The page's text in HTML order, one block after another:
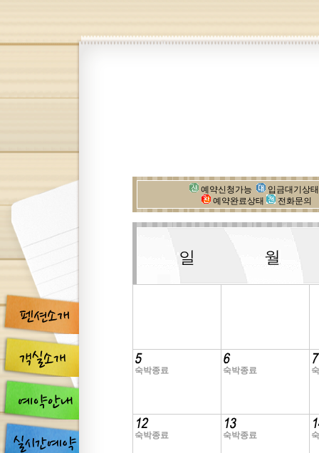
예약신청가능
입금대기상
예약완료상태
전화문의
숙박종료 숙박종료
숙박종료 숙박종료